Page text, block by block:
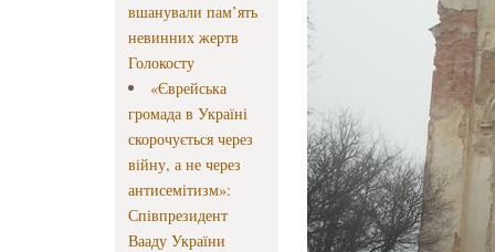
вшанували пам’ять
невинних жертв
Голокосту
«Єврейська
громада в Україні
скорочується через
війну, а не через
антисемітизм»:
Співпрезидент
Вааду України